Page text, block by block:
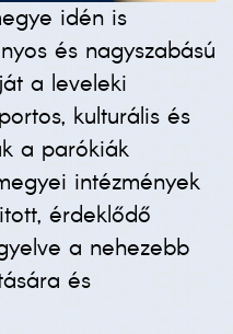
idén is
és nagyszabású
a leveleki
kulturális és
a parókiák
intézmények
érdeklődő
a nehezebb
és